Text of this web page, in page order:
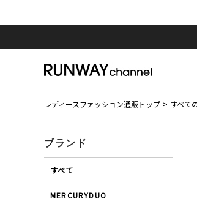
レディースファッション通販トップ すべて
ブランド
すべて
MERCURYDUO